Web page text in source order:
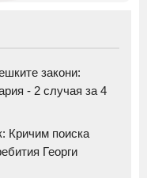
закони:
- 2 случая за 4
Кричим поиска
Георги